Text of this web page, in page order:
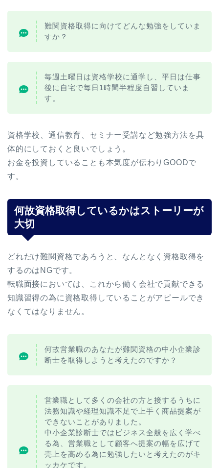
難関資格取得に向けてどんな勉強をしていま
すか？
毎週土曜日は資格学校に通学し、平日は仕事
後に自宅で毎日1時間半程度自習していま
す。
資格学校、通信教育、セミナー受講など勉強方法を具
体的にしておくと良いでしょう。
お金を投資していることも本気度が伝わりGOODで
す。
何故資格取得しているかはストーリーが
大切
どれだけ難関資格であろうと、なんとなく資格取得を
するのはNGです。
転職面接においては、これから働く会社で貢献できる
知識習得の為に資格取得していることがアピールでき
なくてはなりません。
何故営業職のあなたが難関資格の中小企業診
断士を取得しようと考えたのですか？
営業職として多くの会社の方と接するうちに
法務知識や経理知識不足で上手く商品提案が
できないことがありました。
中小企業診断士ではビジネス全般を広く学べ
る為、営業職として顧客へ提案の幅を広げて
売上を高める為に勉強したいと考えたのがキ
ッカケです。